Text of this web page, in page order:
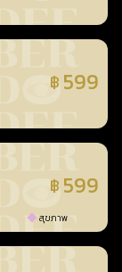
฿ 599
฿ 599
สุขภาพ